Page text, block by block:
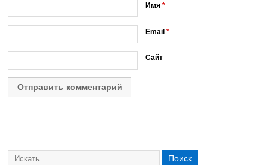
Имя*
Email*
Сайт